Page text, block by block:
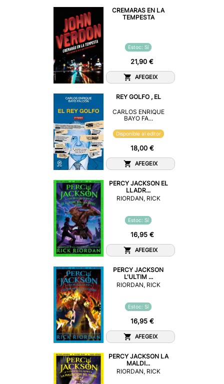
CREMARAS EN LA
TEMPESTA
Estoc: Sí
21,90 €
AFEGEIX
REY GOLFO , EL
CARLOS ENRIQUE
BAYO FA...
Disponible al editor
18,00 €
AFEGEIX
PERCY JACKSON EL
LLADR...
RIORDAN, RICK
Estoc: Sí
16,95 €
AFEGEIX
PERCY JACKSON
L'ULTIM ...
RIORDAN, RICK
Estoc: Sí
16,95 €
AFEGEIX
PERCY JACKSON LA
MALDI...
RIORDAN, RICK